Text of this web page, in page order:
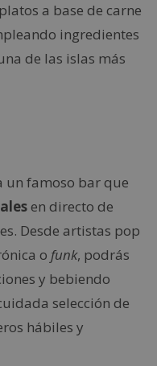
a base de carne
ingredientes
de las islas más
un famoso bar que
en directo de
Desde artistas pop
o funk, podrás
y bebiendo
selección de
hábiles y